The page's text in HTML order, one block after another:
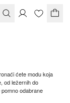
ćete modu koja
od ležernih do
odabrane